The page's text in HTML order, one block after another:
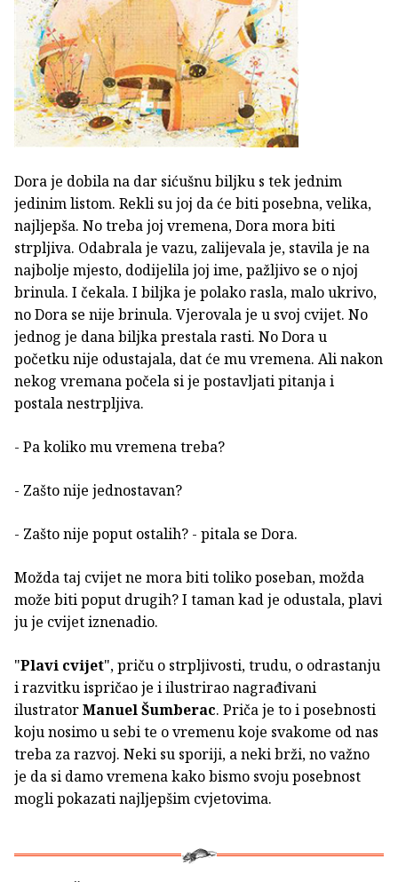
Dora je dobila na dar sićušnu biljku s tek jednim
jedinim listom. Rekli su joj da će biti posebna, velika,
najljepša. No treba joj vremena, Dora mora biti
strpljiva. Odabrala je vazu, zalijevala je, stavila je na
najbolje mjesto, dodijelila joj ime, pažljivo se o njoj
brinula. I čekala. I biljka je polako rasla, malo ukrivo,
no Dora se nije brinula. Vjerovala je u svoj cvijet. No
jednog je dana biljka prestala rasti. No Dora u
početku nije odustajala, dat će mu vremena. Ali nakon
nekog vremana počela si je postavljati pitanja i
postala nestrpljiva.
- Pa koliko mu vremena treba?
- Zašto nije jednostavan?
- Zašto nije poput ostalih? - pitala se Dora.
Možda taj cvijet ne mora biti toliko poseban, možda
može biti poput drugih? I taman kad je odustala, plavi
ju je cvijet iznenadio.
"Plavi cvijet", priču o strpljivosti, trudu, o odrastanju
i razvitku ispričao je i ilustrirao nagrađivani
ilustratorManuel Šumberac. Priča je to i posebnosti
koju nosimo u sebi te o vremenu koje svakome od nas
treba za razvoj. Neki su sporiji, a neki brži, no važno
je da si damo vremena kako bismo svoju posebnost
mogli pokazati najljepšim cvjetovima.